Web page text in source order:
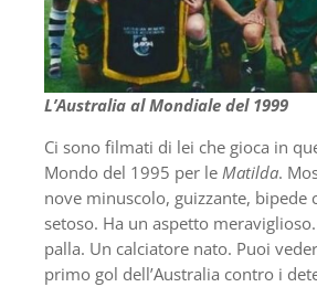
L’Australia al Mondiale del 1999
Ci sono filmati di lei che gioca in
Mondo del 1995 per le Matilda.
nove minuscolo, guizzante, bipede
setoso. Ha un aspetto
palla. Un calciatore nato. Puoi
primo gol dell’Australia contro i